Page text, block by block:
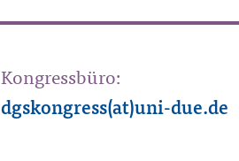
Kongressbüro:
dgskongress(at)uni-due.de